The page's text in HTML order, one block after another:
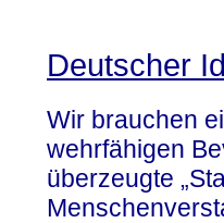
Deutscher
Wir brauchen
wehrfähigen
überzeugte